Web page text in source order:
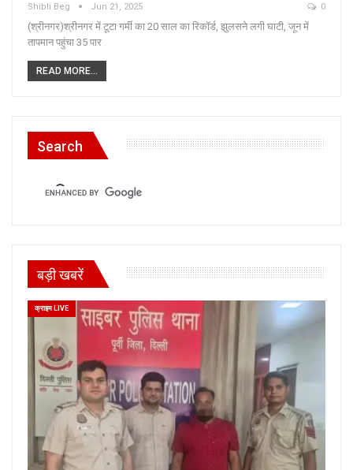
Shibli Beg Jun 21, 2025 0
(श्रीनगर)श्रीनगर में टूटा गर्मी का 20 साल का रिकॉर्ड, झुलसने लगी घाटी, जून में
तापमान पहुंचा 35 पार
READ MORE...
Search
बड़ी खबरें
क्राइम LIVE